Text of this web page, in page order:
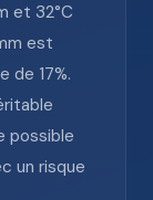
et 32°C
est
de 17%.
possible
un risque